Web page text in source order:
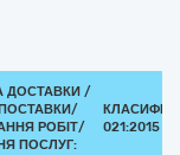
ДОСТАВКИ /
РОБІТ/
ПОСЛУГ:
021:2015